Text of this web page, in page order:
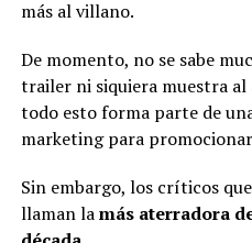
más al villano.
De momento, no se sabe
trailer ni siquiera muestra al
todo esto forma parte de
marketing para
Sin embargo, los críticos
llaman lamás aterradora